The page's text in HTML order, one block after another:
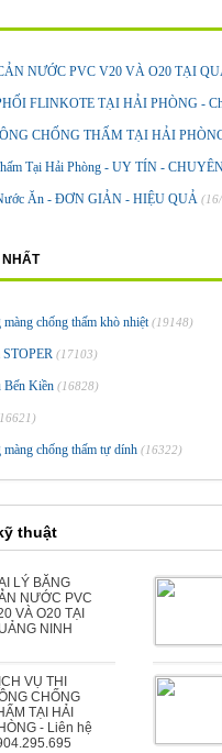
NƯỚC PVC V20 VÀ O20 TẠI
FLINKOTE TẠI HẢI PHÒNG -
CHỐNG THẤM TẠI HẢI PHÒNG
Tại Hải Phòng - UY TÍN -
Ăn - ĐƠN GIẢN - HIỆU QUẢ
chống thấm khò nhiệt(19148)
STOPER (17103)
Bến Kiền (16828)
chống thấm tự dính (16322)
thuật
LÝ BĂNG
NƯỚC PVC
VÀ O20 TẠI
NINH
VỤ THI
CHỐNG
TẠI HẢI
- Liên hệ